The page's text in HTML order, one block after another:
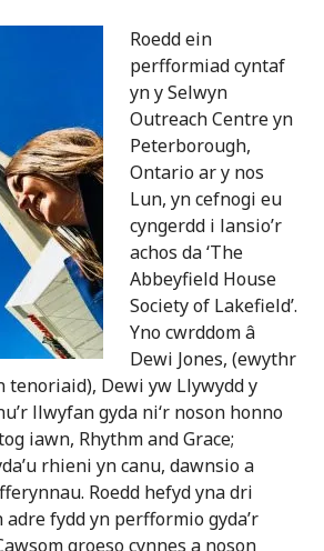
Roedd ein
perfformiad cyntaf
yn y Selwyn
Outreach Centre yn
Peterborough,
Ontario ar y nos
Lun, yn cefnogi eu
cyngerdd i lansio’r
achos da ‘The
Abbeyfield House
Society of Lakefield’.
Yno cwrddom â
Dewi Jones, (ewythr
tenoriaid), Dewi yw Llywydd y
llwyfan gyda ni‘r noson honno
iawn, Rhythm and Grace;
rhieni yn canu, dawnsio a
Roedd hefyd yna dri
fydd yn perfformio gyda’r
groeso cynnes a noson